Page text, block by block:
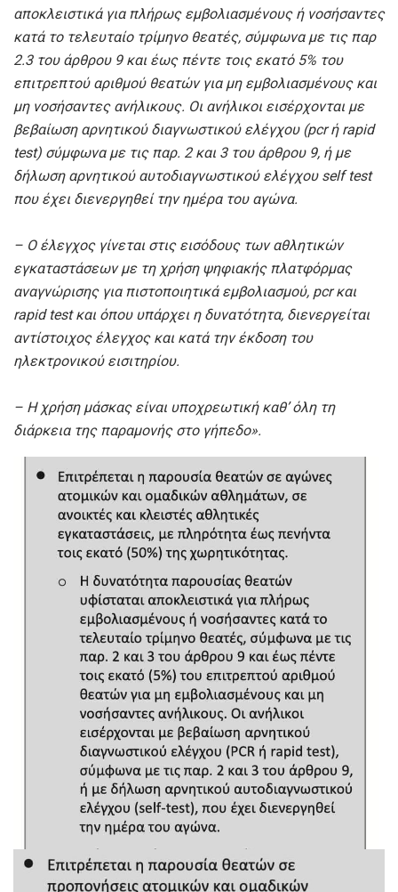
αποκλειστικά για πλήρως εμβολιασμένους ή νοσήσαντες
κατά το τελευταίο τρίμηνο θεατές, σύμφωνα με τις παρ
2.3 του άρθρου 9 και έως πέντε τοις εκατό 5% του
επιτρεπτού αριθμού θεατών για μη εμβολιασμένους και
μη νοσήσαντες ανήλικους. Οι ανήλικοι εισέρχονται με
βεβαίωση αρνητικού διαγνωστικού ελέγχου (pcr ή rapid
test) σύμφωνα με τις παρ. 2 και 3 του άρθρου 9, ή με
δήλωση αρνητικού αυτοδιαγνωστικού ελέγχου self test
που έχει διενεργηθεί την ημέρα του αγώνα.
– Ο έλεγχος γίνεται στις εισόδους των αθλητικών
εγκαταστάσεων με τη χρήση ψηφιακής πλατφόρμας
αναγνώρισης για πιστοποιητικά εμβολιασμού, pcr και
rapid test και όπου υπάρχει η δυνατότητα, διενεργείται
αντίστοιχος έλεγχος και κατά την έκδοση του
ηλεκτρονικού εισιτηρίου.
– Η χρήση μάσκας είναι υποχρεωτική καθ’ όλη τη
διάρκεια της παραμονής στο γήπεδο».